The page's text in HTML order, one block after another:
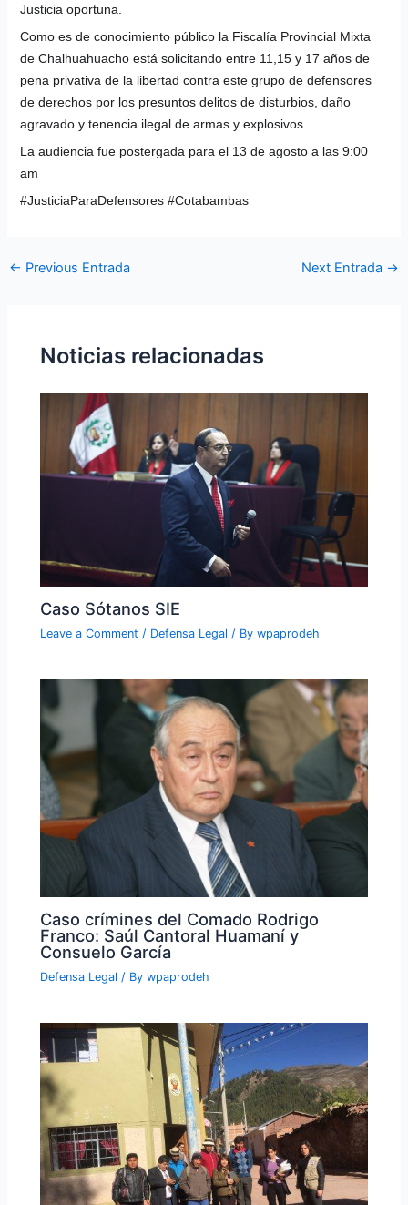
Justicia oportuna.
Como es de conocimiento público la Fiscalía Provincial Mixta
de Chalhuahuacho está solicitando entre 11,15 y 17 años de
pena privativa de la libertad contra este grupo de defensores
de derechos por los presuntos delitos de disturbios, daño
agravado y tenencia ilegal de armas y explosivos.
La audiencia fue postergada para el 13 de agosto a las 9:00
am
#JusticiaParaDefensores #Cotabambas
← Previous Entrada Next Entrada →
Noticias relacionadas
Caso Sótanos SIE
Leave a Comment / Defensa Legal / Bywpaprodeh
Caso crímines del Comado Rodrigo
Franco: Saúl Cantoral Huamaní y
Consuelo García
Defensa Legal / Bywpaprodeh